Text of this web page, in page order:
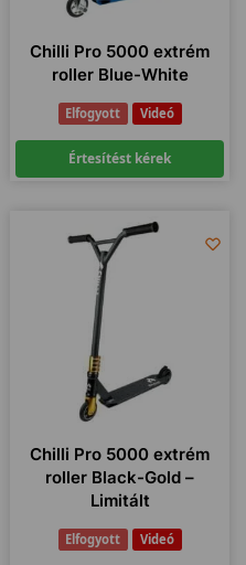
Chilli Pro 5000 extrém
roller Blue-White
Elfogyott Videó
Értesítést kérek
Chilli Pro 5000 extrém
roller Black-Gold –
Limitált
Elfogyott Videó